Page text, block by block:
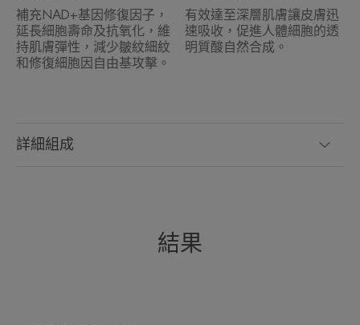
詳細組成
補充NAD+基因修復因子，
延長細胞壽命及抗氧化，維
持肌膚彈性，減少皺紋細紋
和修復細胞因自由基攻擊。
有效達至深層肌膚讓皮膚迅
速吸收，促進人體細胞的透
明質酸自然合成。
結果